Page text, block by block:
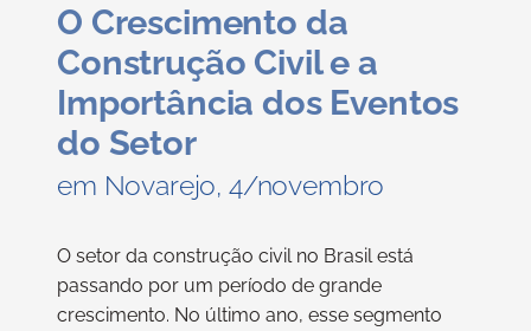
O Crescimento da
Construção Civil e a
Importância dos Eventos
do Setor
em Novarejo, 4/novembro
O setor da construção civil no Brasil está
passando por um período de grande
crescimento. No último ano, esse segmento